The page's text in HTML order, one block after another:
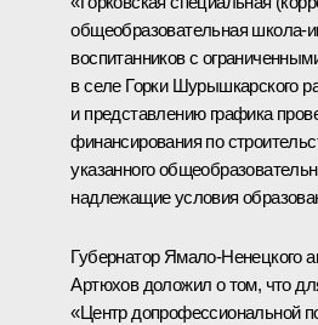
общеобразовательная школа-
воспитанников с
в селе Горки Шурышкарского
и представлению графика
финансирования по
указанного
надлежащие условия
Губернатор Ямало-Ненецкого
Артюхов доложил о том, что
«Центр допрофессиональной